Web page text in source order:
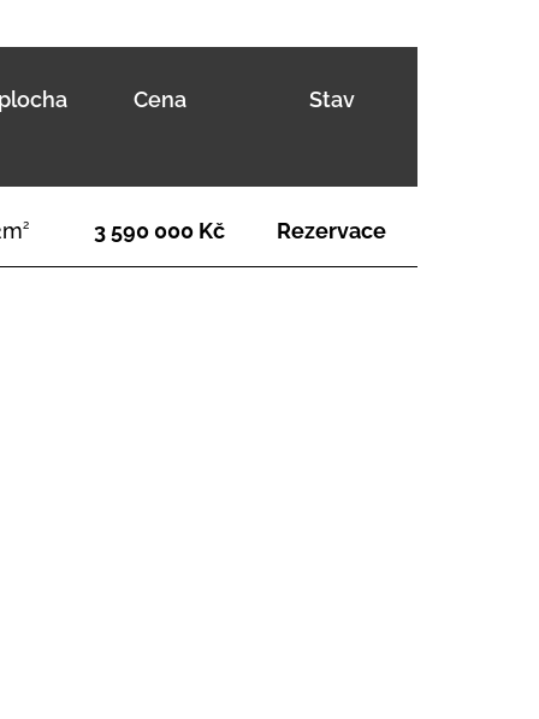
Cena Stav
2 3 590 000 Kč Rezervace